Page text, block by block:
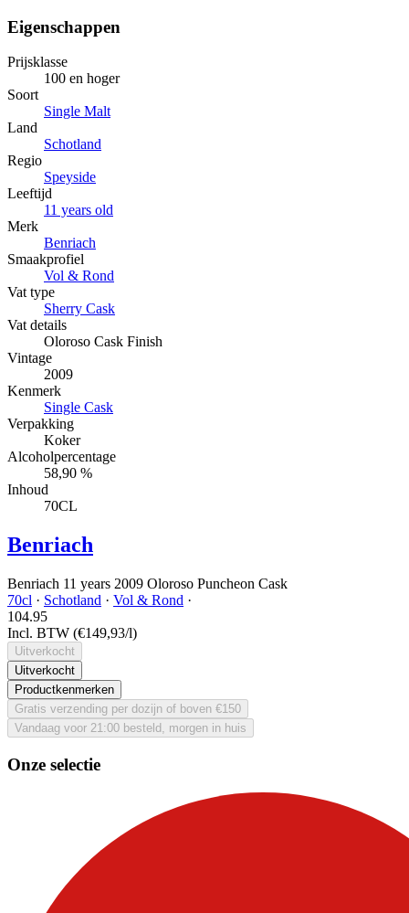
Eigenschappen
Prijsklasse
100 en hoger
Soort
Single Malt
Land
Schotland
Regio
Speyside
Leeftijd
11 years old
Merk
Benriach
Smaakprofiel
Vol & Rond
Vat type
Sherry Cask
Vat details
Oloroso Cask Finish
Vintage
2009
Kenmerk
Single Cask
Verpakking
Koker
Alcoholpercentage
58,90 %
Inhoud
70CL
Benriach
Benriach 11 years 2009 Oloroso Puncheon Cask
70cl · Schotland · Vol & Rond ·
104.95
Incl. BTW (€149,93/l)
Uitverkocht
Uitverkocht
Productkenmerken
Gratis verzending per dozijn of boven €150
Vandaag voor 21:00 besteld, morgen in huis
Onze selectie